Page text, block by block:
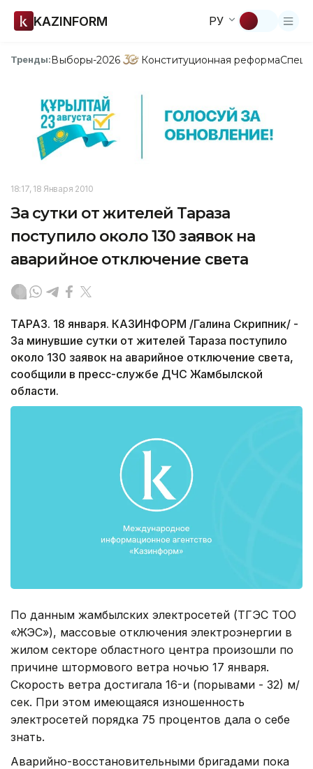
KAZINFORM РУ
Тренды:Выборы-2026 Конституционная реформа
18:17, 18 Января 2010
За сутки от жителей Тараза
поступило около 130 заявок на
аварийное отключение света
ТАРАЗ. 18 января. КАЗИНФОРМ /Галина Скрипник/ -
За минувшие сутки от жителей Тараза поступило
около 130 заявок на аварийное отключение света,
сообщили в пресс-службе ДЧС Жамбылской
области.
По данным жамбылских электросетей (ТГЭС ТОО
«ЖЭС»), массовые отключения электроэнергии в
жилом секторе областного центра произошли по
причине штормового ветра ночью 17 января.
Скорость ветра достигала 16-и (порывами - 32) м/
сек. При этом имеющаяся изношенность
электросетей порядка 75 процентов дала о себе
знать.
Аварийно-восстановительными бригадами пока